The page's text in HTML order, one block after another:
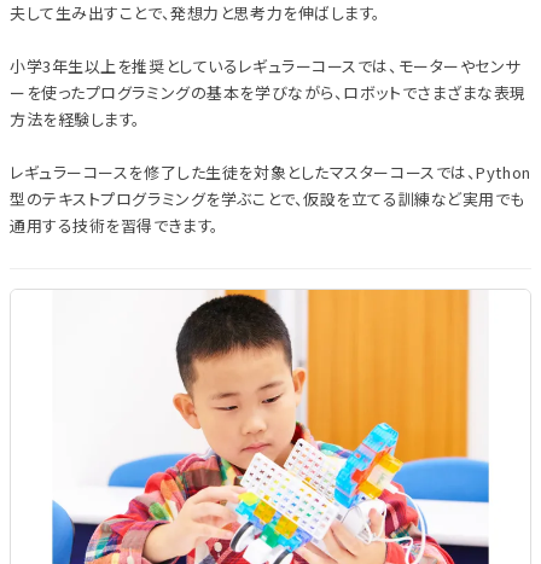
夫して生み出すことで、発想力と思考力を伸ばします。
小学3年生以上を推奨としているレギュラーコースでは、モーターやセンサ
ーを使ったプログラミングの基本を学びながら、ロボットでさまざまな表現
方法を経験します。
レギュラーコースを修了した生徒を対象としたマスターコースでは、Python
型のテキストプログラミングを学ぶことで、仮設を立てる訓練など実用でも
通用する技術を習得できます。